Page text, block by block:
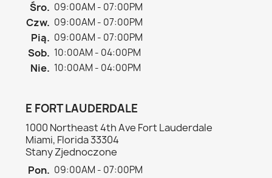
Śro. 09:00AM - 07:00PM
Czw. 09:00AM - 07:00PM
Pią. 09:00AM - 07:00PM
Sob. 10:00AM - 04:00PM
Nie. 10:00AM - 04:00PM
E FORT LAUDERDALE
1000 Northeast 4th Ave Fort Lauderdale
Miami, Florida 33304
Stany Zjednoczone
Pon. 09:00AM - 07:00PM